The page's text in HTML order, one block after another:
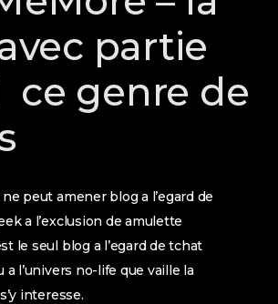
partie
ce genre de
peut amener blog a l’egard de
a l’exclusion de amulette
le seul blog a l’egard de tchat
l’univers no-life que vaille la
interesse.